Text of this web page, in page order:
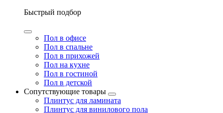
Быстрый подбор
Пол в офисе
Пол в спальне
Пол в прихожей
Пол на кухне
Пол в гостиной
Пол в детской
Сопутствующие товары
Плинтус для ламината
Плинтус для винилового пола